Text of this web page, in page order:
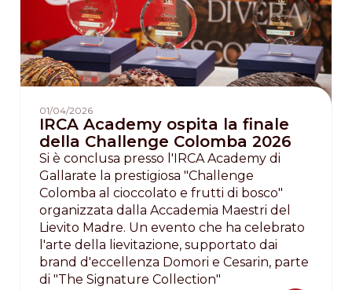
01/04/2026
IRCA Academy ospita la finale
della Challenge Colomba 2026
Si è conclusa presso l'IRCA Academy di
Gallarate la prestigiosa "Challenge
Colomba al cioccolato e frutti di bosco"
organizzata dalla Accademia Maestri del
Lievito Madre. Un evento che ha celebrato
l'arte della lievitazione, supportato dai
brand d'eccellenza Domori e Cesarin, parte
di "The Signature Collection"